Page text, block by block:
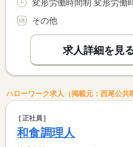
その他
求人詳細を見
ハローワーク求人（掲載元：西尾公共
正社員
和食調理人